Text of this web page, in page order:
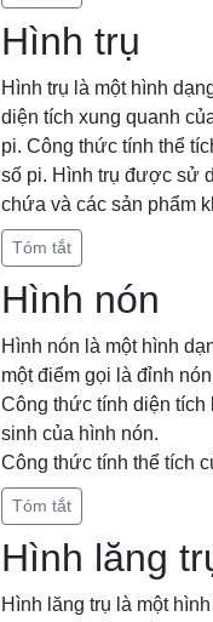
Hình trụ
Hình trụ là một hình
diện tích xung quanh
pi. Công thức tính thể
số pi. Hình trụ được sử
chứa và các sản phẩm
Tóm tắt
Hình nón
Hình nón là một hình
một điểm gọi là đỉnh
Công thức tính diện tích
sinh của hình nón.
Công thức tính thể tích
Tóm tắt
Hình lăng
Hình lăng trụ là một